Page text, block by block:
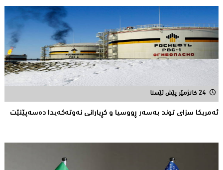
24 کاتژمێر پێش ئێستا
ئەمریكا سزای توند بەسەر ڕووسیا و كڕیارانی نەوتەكەیدا دەسەپێنێت